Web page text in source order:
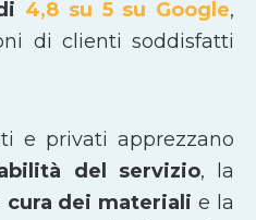
4,8 su 5 su Google,
di clienti soddisfatti
e privati apprezzano
del servizio, la
cura dei materiali e la